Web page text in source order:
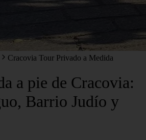
Cracovia Tour Privado a Medida
a pie de Cracovia:
Barrio Judío y